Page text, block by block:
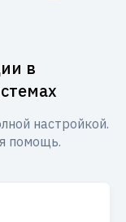
в
настройкой.
помощь.